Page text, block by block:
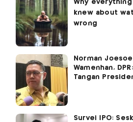
Norman
Wamenhan,
Tangan
Survei IPO: